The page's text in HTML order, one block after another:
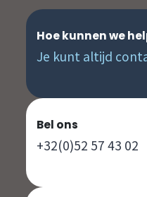
Hoe kunnen we
Je kunt altijd
Bel ons
+32(0)52 57 43 02